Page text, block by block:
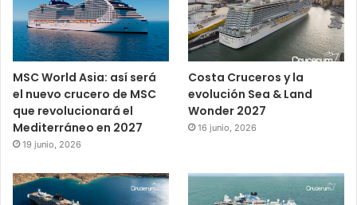
MSC World Asia: así será
el nuevo crucero de MSC
que revolucionará el
Mediterráneo en 2027
19 junio, 2026
Costa Cruceros y la
evolución Sea & Land
Wonder 2027
16 junio, 2026